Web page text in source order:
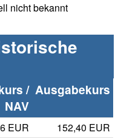
nicht bekannt
/
NAV
Ausgabekurs
EUR
152,40 EUR